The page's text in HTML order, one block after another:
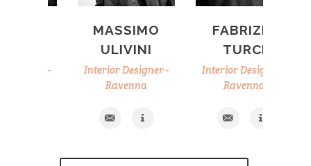
MASSIMO
ULIVINI
Interior Designer -
Ravenna
FABRIZIO
TURCI
Interior Designer -
Ravenna